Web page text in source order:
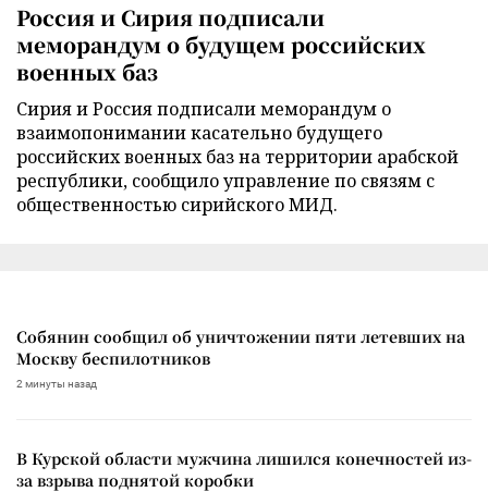
Россия и Сирия подписали
меморандум о будущем российских
военных баз
Сирия и Россия подписали меморандум о
взаимопонимании касательно будущего
российских военных баз на территории арабской
республики, сообщило управление по связям с
общественностью сирийского МИД.
Собянин сообщил об уничтожении пяти летевших на
Москву беспилотников
2 минуты назад
В Курской области мужчина лишился конечностей из-
за взрыва поднятой коробки